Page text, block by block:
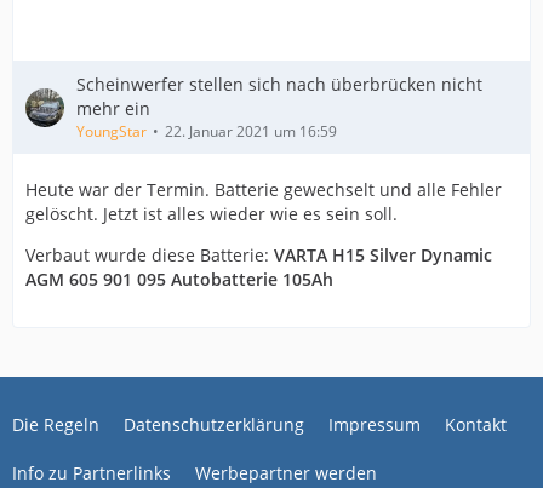
Scheinwerfer stellen sich nach überbrücken nicht
mehr ein
YoungStar 22. Januar 2021 um 16:59
Heute war der Termin. Batterie gewechselt und alle Fehler
gelöscht. Jetzt ist alles wieder wie es sein soll.
Verbaut wurde diese Batterie: VARTA H15 Silver Dynamic
AGM 605 901 095 Autobatterie 105Ah
Die Regeln Datenschutzerklärung Impressum Kontakt
Info zu Partnerlinks Werbepartner werden